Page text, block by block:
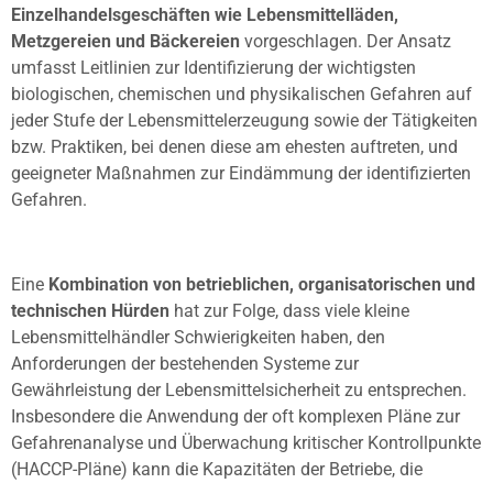
Einzelhandelsgeschäften wie Lebensmittelläden,
Metzgereien und Bäckereien vorgeschlagen. Der Ansatz
umfasst Leitlinien zur Identifizierung der wichtigsten
biologischen, chemischen und physikalischen Gefahren auf
jeder Stufe der Lebensmittelerzeugung sowie der Tätigkeiten
bzw. Praktiken, bei denen diese am ehesten auftreten, und
geeigneter Maßnahmen zur Eindämmung der identifizierten
Gefahren.
Eine Kombination von betrieblichen, organisatorischen und
technischen Hürden hat zur Folge, dass viele kleine
Lebensmittelhändler Schwierigkeiten haben, den
Anforderungen der bestehenden Systeme zur
Gewährleistung der Lebensmittelsicherheit zu entsprechen.
Insbesondere die Anwendung der oft komplexen Pläne zur
Gefahrenanalyse und Überwachung kritischer Kontrollpunkte
(HACCP-Pläne) kann die Kapazitäten der Betriebe, die